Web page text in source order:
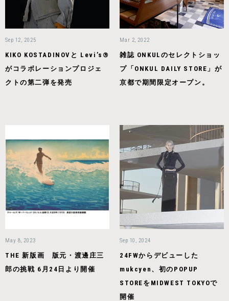
Sep 12, 2025
KIKO KOSTADINOVと Levi’s®︎
がコラボレーションプロジェ
クトの第二弾を発売
Mar 2, 2022
雑誌 ONKULのセレクトショッ
プ「ONKUL DAILY STORE」が
京都で期間限定オープン。
May 8, 2023
THE 新版画 版元・渡邊庄三
郎の挑戦 6月24日より開催
Sep 10, 2024
24FWからデビューした
mukcyen、初のPOPUP
STOREをMIDWEST TOKYOで
開催